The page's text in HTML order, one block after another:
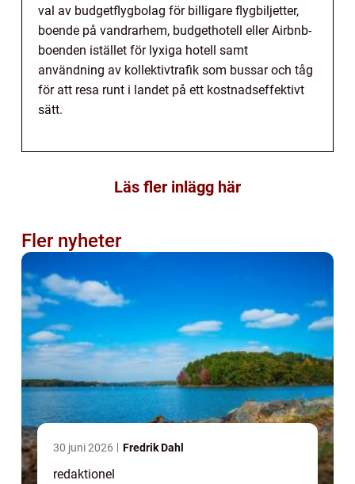
val av budgetflygbolag för billigare flygbiljetter,
boende på vandrarhem, budgethotell eller Airbnb-
boenden istället för lyxiga hotell samt
användning av kollektivtrafik som bussar och tåg
för att resa runt i landet på ett kostnadseffektivt
sätt.
Läs fler inlägg här
Fler nyheter
30 juni 2026 Fredrik Dahl
redaktionel